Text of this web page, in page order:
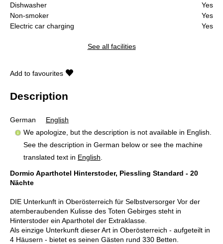
Dishwasher
Yes
Non-smoker
Yes
Electric car charging
Yes
See all facilities
Add to favourites
Description
German
English
We apologize, but the description is not available in English.
See the description in German below or see the machine
translated text in English
Dormio Aparthotel Hinterstoder, Piessling Standard - 20
Nächte
DIE Unterkunft in Oberösterreich für Selbstversorger Vor der
atemberaubenden Kulisse des Toten Gebirges steht in
Hinterstoder ein Aparthotel der Extraklasse.
Als einzige Unterkunft dieser Art in Oberösterreich - aufgeteilt in
4 Häusern - bietet es seinen Gästen rund 330 Betten.